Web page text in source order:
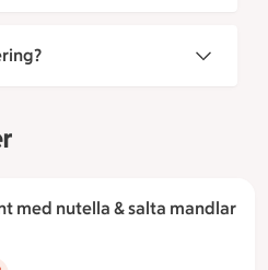
med nutella & salta mandlar